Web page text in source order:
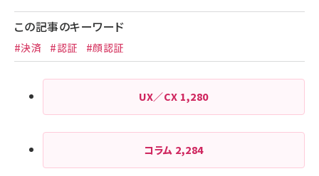
この記事のキーワード
#決済 #認証 #顔認証
UX／CX 1,280
コラム 2,284